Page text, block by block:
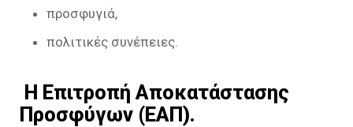
προσφυγιά,
πολιτικές συνέπειες.
Η Επιτροπή Αποκατάστασης
Προσφύγων (ΕΑΠ).